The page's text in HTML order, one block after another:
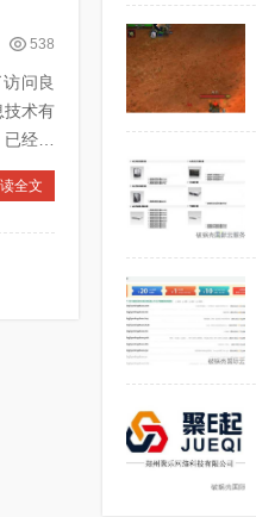
538
问良
技术有
经在
全文